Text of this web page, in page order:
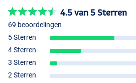
4.5 van 5 Sterren
69 beoordelingen
5 Sterren
4 Sterren
3 Sterren
2 Sterren